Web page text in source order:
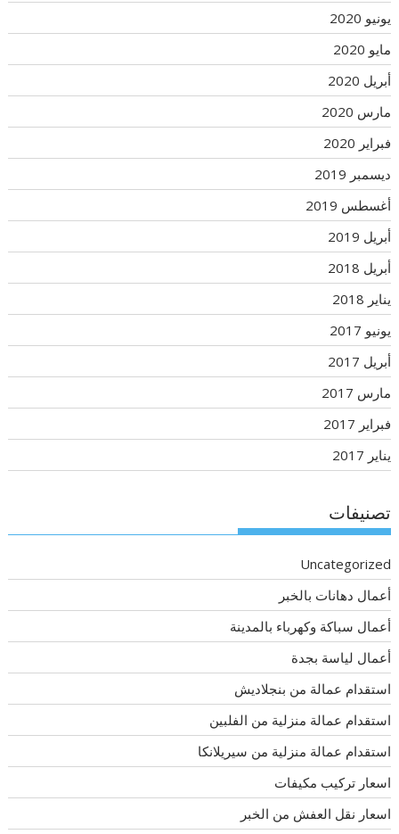
يونيو 2020
مايو 2020
أبريل 2020
مارس 2020
فبراير 2020
ديسمبر 2019
أغسطس 2019
أبريل 2019
أبريل 2018
يناير 2018
يونيو 2017
أبريل 2017
مارس 2017
فبراير 2017
يناير 2017
تصنيفات
Uncategorized
أعمال دهانات بالخبر
أعمال سباكة وكهرباء بالمدينة
أعمال لياسة بجدة
استقدام عمالة من بنجلاديش
استقدام عمالة منزلية من الفلبين
استقدام عمالة منزلية من سيريلانكا
اسعار تركيب مكيفات
اسعار نقل العفش من الخبر